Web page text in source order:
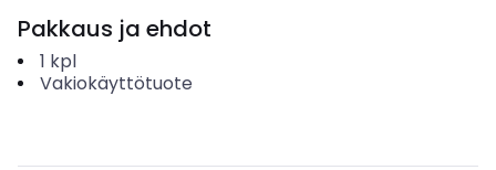
Pakkaus ja ehdot
1 kpl
Vakiokäyttötuote